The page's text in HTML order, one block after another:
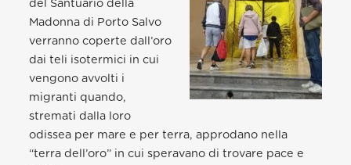
del Santuario della
Madonna di Porto Salvo
verranno coperte dall’oro
dai teli isotermici in cui
vengono avvolti i
migranti quando,
stremati dalla loro
odissea per mare e per terra, approdano nella
“terra dell’oro” in cui speravano di trovare pace e